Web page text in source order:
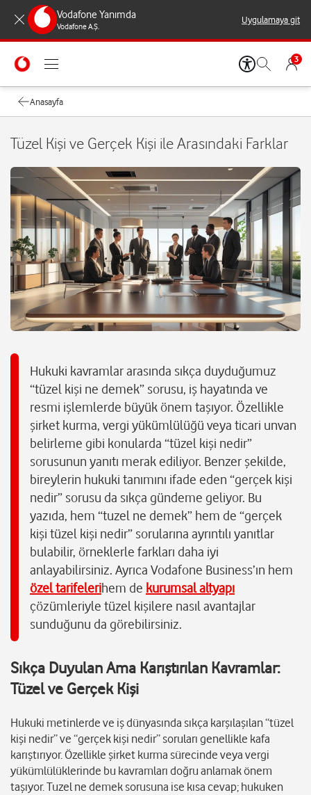
Vodafone Yanımda
Vodafone A.Ş.
Uygulamaya git
3
Anasayfa
Tüzel Kişi ve Gerçek Kişi ile Arasındaki Farklar
Hukuki kavramlar arasında sıkça duyduğumuz
“tüzel kişi ne demek” sorusu, iş hayatında ve
resmi işlemlerde büyük önem taşıyor. Özellikle
şirket kurma, vergi yükümlülüğü veya ticari unvan
belirleme gibi konularda “tüzel kişi nedir”
sorusunun yanıtı merak ediliyor. Benzer şekilde,
bireylerin hukuki tanımını ifade eden “gerçek kişi
nedir” sorusu da sıkça gündeme geliyor. Bu
yazıda, hem “tuzel ne demek” hem de “gerçek
kişi tüzel kişi nedir” sorularına ayrıntılı yanıtlar
bulabilir, örneklerle farkları daha iyi
anlayabilirsiniz. Ayrıca Vodafone Business’ın hem
özel tarifelerihem de kurumsal altyapı
çözümleriyle tüzel kişilere nasıl avantajlar
sunduğunu da görebilirsiniz.
Sıkça Duyulan Ama Karıştırılan Kavramlar:
Tüzel ve Gerçek Kişi
Hukuki metinlerde ve iş dünyasında sıkça karşılaşılan “tüzel
kişi nedir” ve “gerçek kişi nedir” soruları genellikle kafa
karıştırıyor. Özellikle şirket kurma sürecinde veya vergi
yükümlülüklerinde bu kavramları doğru anlamak önem
taşıyor. Tuzel ne demek sorusuna ise kısa cevap; hukuken